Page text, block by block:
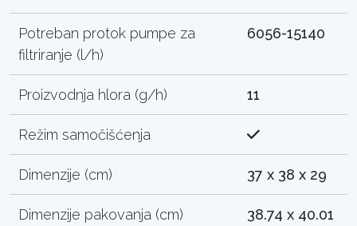
Potreban protok pumpe za
filtriranje (l/h)
6056-15140
Proizvodnja hlora (g/h) 11
Režim samočišćenja
Dimenzije (cm) 37 x 38 x 29
Dimenzije pakovanja (cm)
38.74 x 40.01